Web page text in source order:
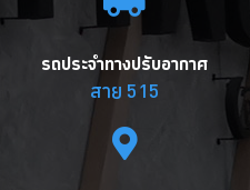
รถประจำทางปรับอากาศ
สาย 515